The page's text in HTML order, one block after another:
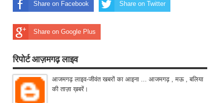
Share on Facebook Share on Twitter
Share on Google Plus
रिपोर्ट आज़मगढ़ लाइव
आजमगढ़ लाइव-जीवंत खबरों का आइना ... आजमगढ़ , मऊ , बलिया
की ताज़ा ख़बरें।